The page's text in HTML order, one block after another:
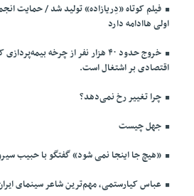
فیلم کوتاه «دِریازاده» تولید شد / حمایت
اولی هاادامه دارد
خروج حدود ۴۰ هزار نفر از چرخه
اقتصادی بر اشتغال است.
چرا تغییر رخ نمی‌دهد؟
جهل چیست
«هیچ جا اینجا نمی شود» گفتگو با حبیب
عباس کیارستمی، مهم‌ترین شاعر سینمای